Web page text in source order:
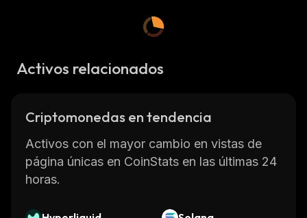
Activos relacionados
Criptomonedas en tendencia
Activos con el mayor cambio en vistas de
página únicas en CoinStats en las últimas 24
horas.